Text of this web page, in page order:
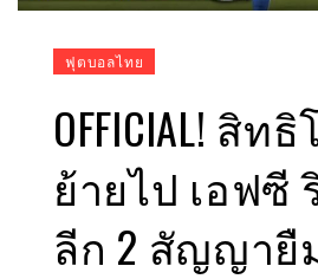
ฟุตบอลไทย
OFFICIAL! สิท
ย้ายไป เอฟซี
ลีก 2 สัญญายื